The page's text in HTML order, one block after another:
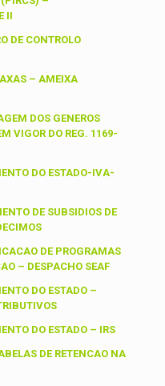
II
DE CONTROLO
– AMEIXA
DOS GENEROS
VIGOR DO REG. 1169-
DO ESTADO-IVA-
DE SUBSIDIOS DE
DE PROGRAMAS
– DESPACHO SEAF
DO ESTADO –
DO ESTADO – IRS
DE RETENCAO NA